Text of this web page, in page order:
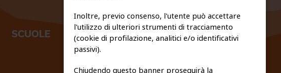
SCUOLE
FEDERAZIONE TRASPARENTE
PRIVACY E COOKIE POLICY
Inoltre, previo consenso, l'utente può accettare
l'utilizzo di ulteriori strumenti di tracciamento
(cookie di profilazione, analitici e/o identificativi
passivi).
Chiudendo questo banner proseguirà la